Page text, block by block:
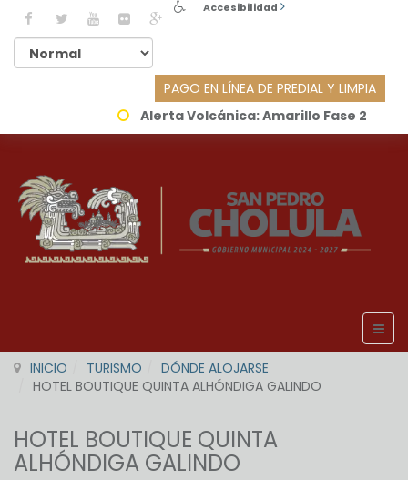
Accesibilidad
PAGO EN LÍNEA DE PREDIAL Y LIMPIA
Alerta Volcánica:Amarillo Fase 2
INICIO TURISMO
DÓNDE ALOJARSE
HOTEL BOUTIQUE QUINTA ALHÓNDIGA GALINDO
HOTEL BOUTIQUE QUINTA
ALHÓNDIGA GALINDO